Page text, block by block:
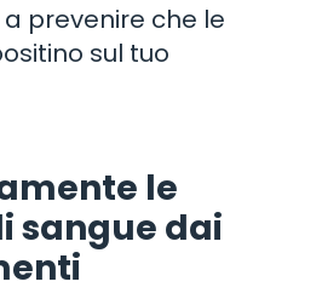
prevenire che le
sul tuo
le
sangue dai